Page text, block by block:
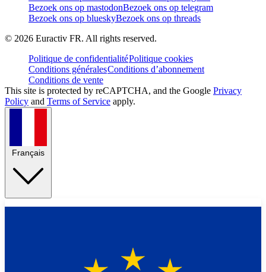
Bezoek ons op mastodonBezoek ons op telegram
Bezoek ons op blueskyBezoek ons op threads
© 2026 Euractiv FR. All rights reserved.
Politique de confidentialitéPolitique cookies
Conditions généralesConditions d’abonnement
Conditions de vente
This site is protected by reCAPTCHA, and the Google Privacy
Policy and Terms of Service apply.
Français